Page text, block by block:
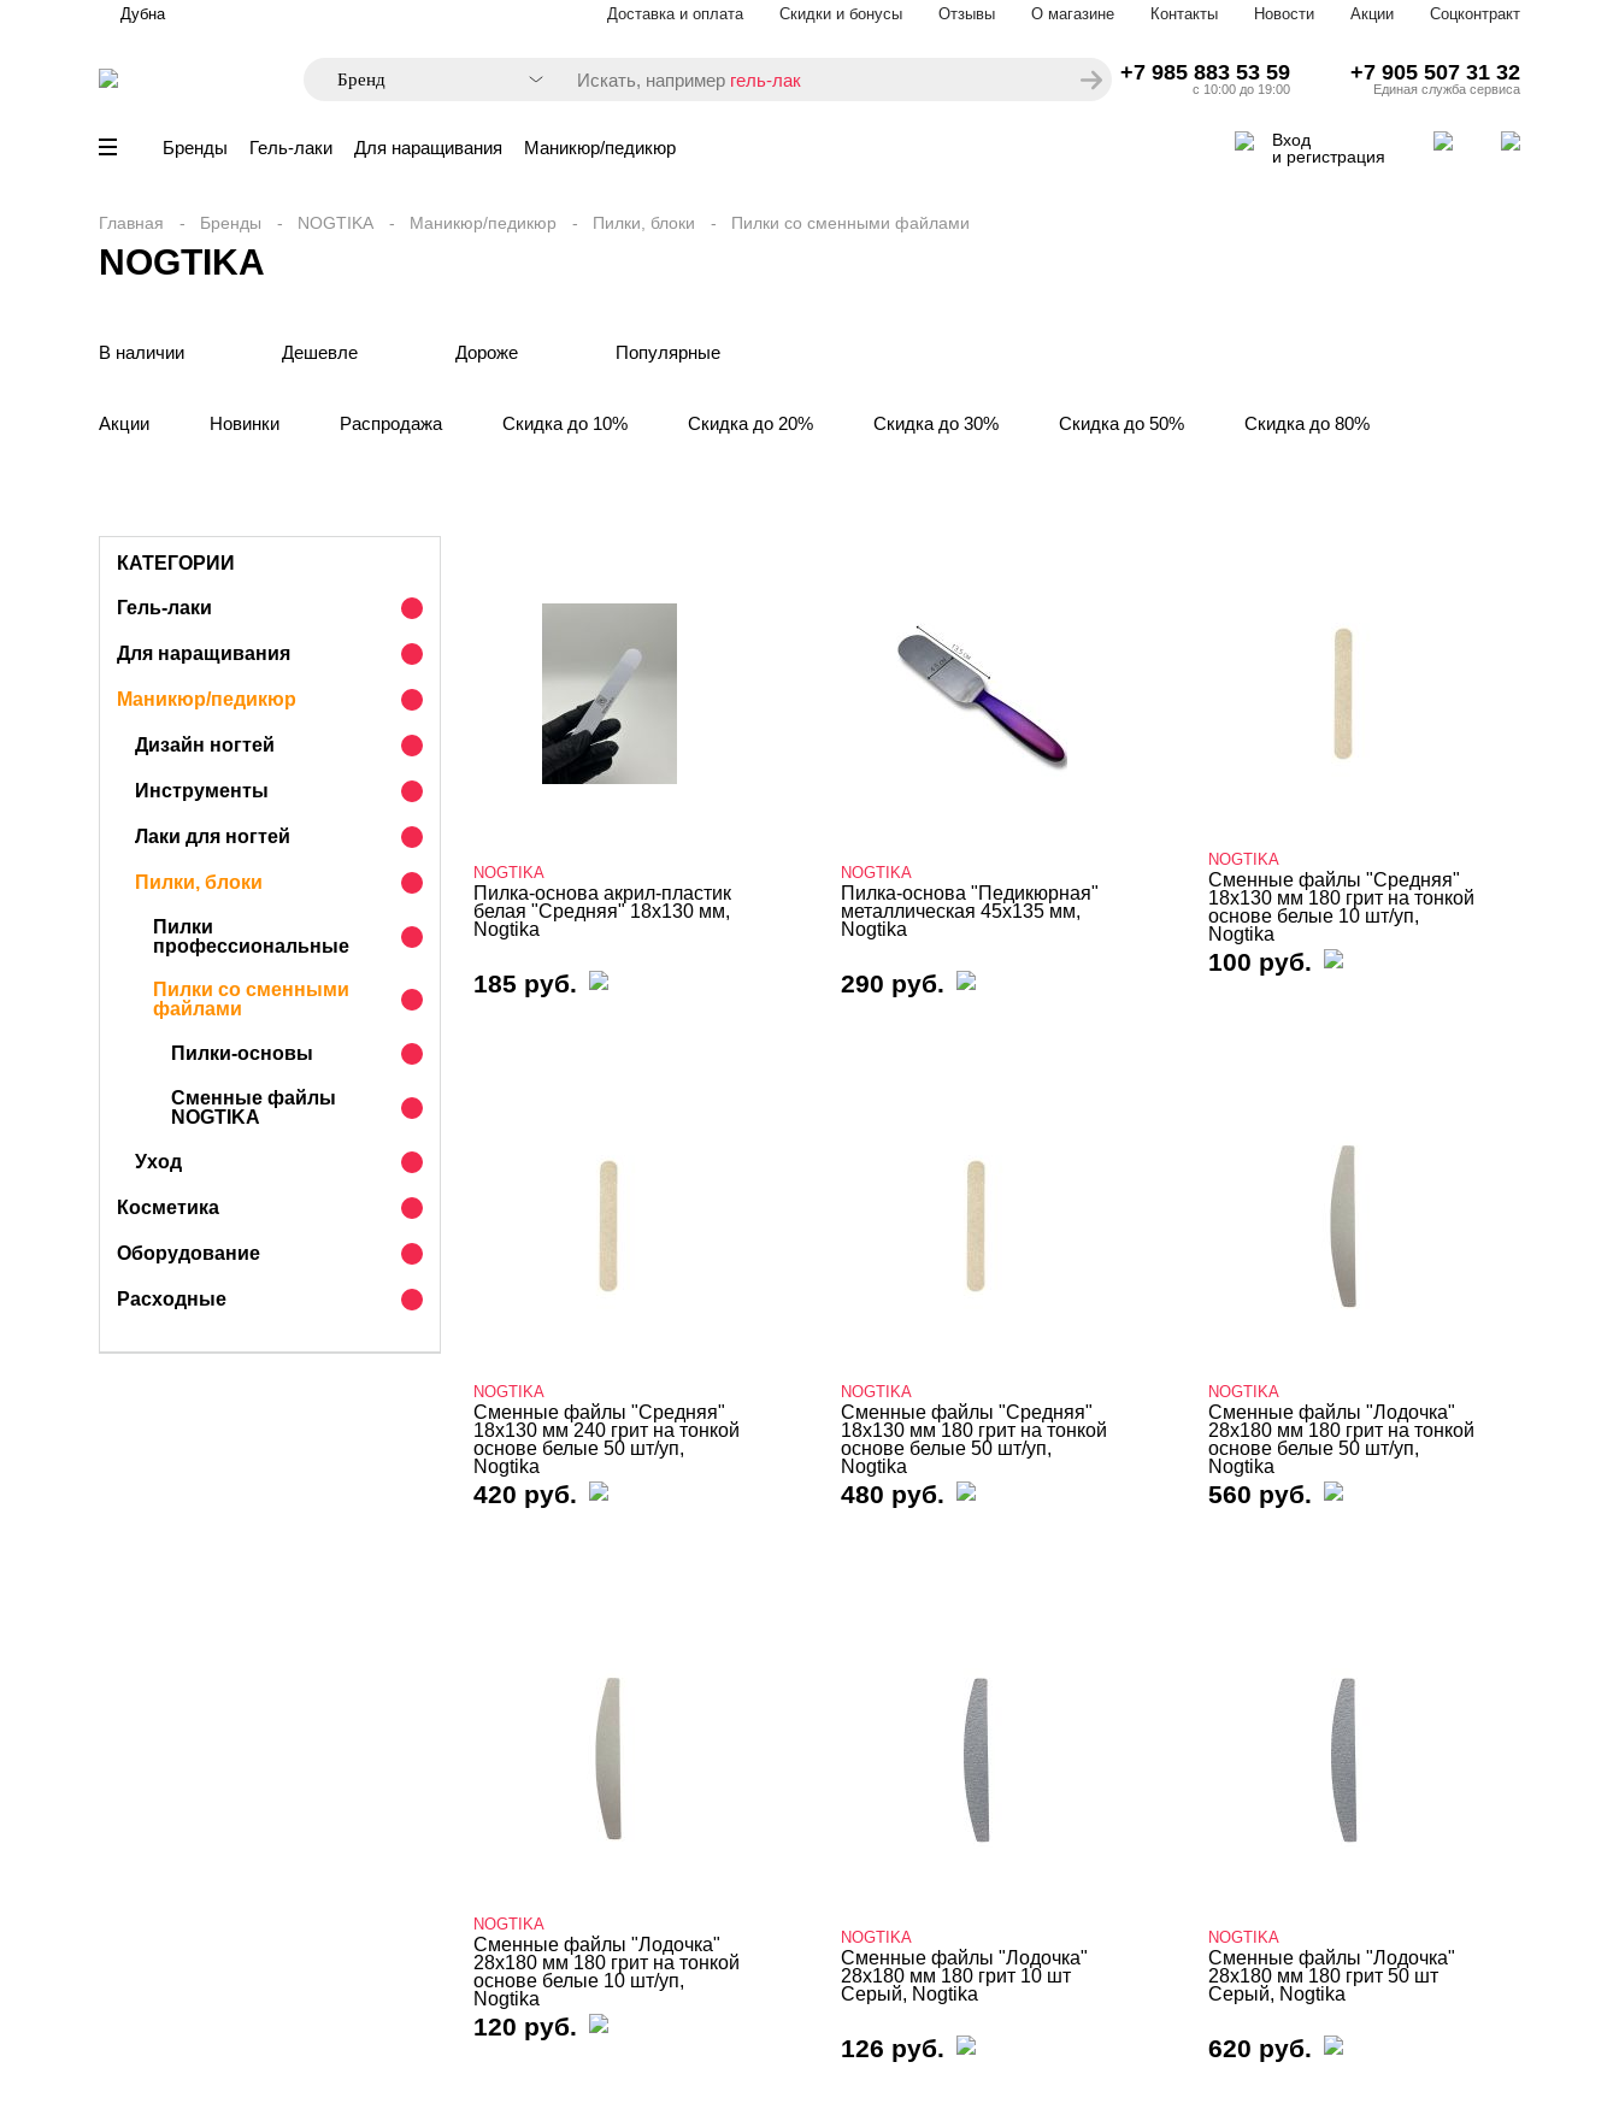
Дубна Доставка и оплата Скидки и бонусы Отзывы О магазине Контакты Новости Акции Соцконтракт
Искать, например гель-лак +7 985 883 53 59
с 10:00 до 19:00
+7 905 507 31 32
Единая служба сервиса
Бренды Гель-лаки Для наращивания Маникюр/педикюр
Вход
и регистрация
Главная Бренды NOGTIKA Маникюр/педикюр Пилки, блоки Пилки со сменными файлами
NOGTIKA
В наличии Дешевле Дороже Популярные
Акции Новинки Распродажа Скидка до 10% Скидка до 20% Скидка до 30% Скидка до 50% Скидка до 80%
КАТЕГОРИИ
Гель-лаки
Для наращивания
Маникюр/педикюр
Дизайн ногтей
Инструменты
Лаки для ногтей
Пилки, блоки
Пилки
профессиональные
Пилки со сменными
файлами
Пилки-основы
Сменные файлы
NOGTIKA
Уход
Косметика
Оборудование
Расходные
NOGTIKA
Пилка-основа акрил-пластик
белая "Средняя" 18х130 мм,
Nogtika
185 руб.
NOGTIKA
Пилка-основа "Педикюрная"
металлическая 45х135 мм,
Nogtika
290 руб.
NOGTIKA
Сменные файлы "Средняя"
18х130 мм 180 грит на тонкой
основе белые 10 шт/уп,
Nogtika
100 руб.
NOGTIKA
Сменные файлы "Средняя"
18х130 мм 240 грит на тонкой
основе белые 50 шт/уп,
Nogtika
420 руб.
NOGTIKA
Сменные файлы "Средняя"
18х130 мм 180 грит на тонкой
основе белые 50 шт/уп,
Nogtika
480 руб.
NOGTIKA
Сменные файлы "Лодочка"
28х180 мм 180 грит на тонкой
основе белые 50 шт/уп,
Nogtika
560 руб.
NOGTIKA
Сменные файлы "Лодочка"
28х180 мм 180 грит на тонкой
основе белые 10 шт/уп,
Nogtika
120 руб.
NOGTIKA
Сменные файлы "Лодочка"
28х180 мм 180 грит 10 шт
Серый, Nogtika
126 руб.
NOGTIKA
Сменные файлы "Лодочка"
28х180 мм 180 грит 50 шт
Серый, Nogtika
620 руб.